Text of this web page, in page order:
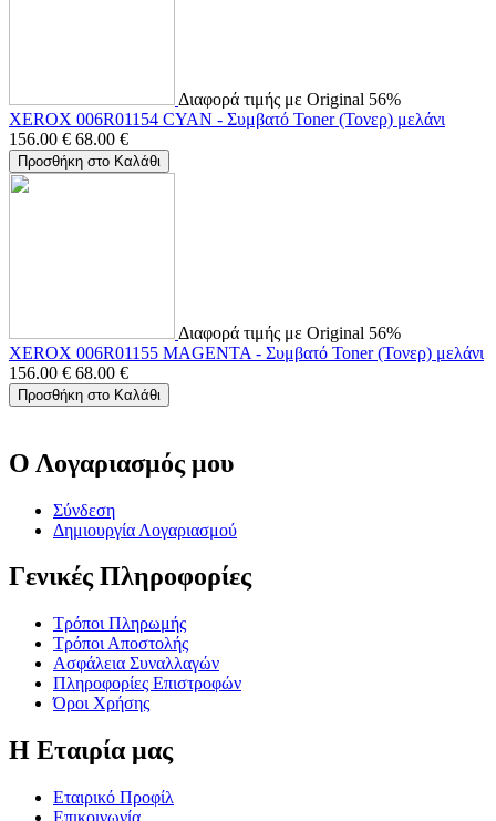
Διαφορά τιμής με Original 56%
XEROX 006R01154 CYAN - Συμβατό Toner (Τονερ) μελάνι
156.00 € 68.00 €
Προσθήκη στο Καλάθι
Διαφορά τιμής με Original 56%
XEROX 006R01155 MAGENTA - Συμβατό Toner (Τονερ) μελάνι
156.00 € 68.00 €
Προσθήκη στο Καλάθι
Ο Λογαριασμός μου
Σύνδεση
Δημιουργία Λογαριασμού
Γενικές Πληροφορίες
Τρόποι Πληρωμής
Τρόποι Αποστολής
Ασφάλεια Συναλλαγών
Πληροφορίες Επιστροφών
Όροι Χρήσης
Η Εταιρία μας
Εταιρικό Προφίλ